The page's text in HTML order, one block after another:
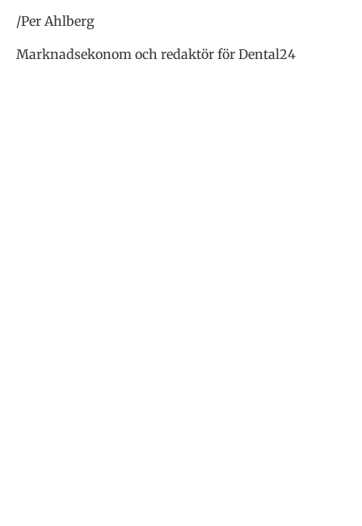
/Per Ahlberg
Marknadsekonom och redaktör för Dental24